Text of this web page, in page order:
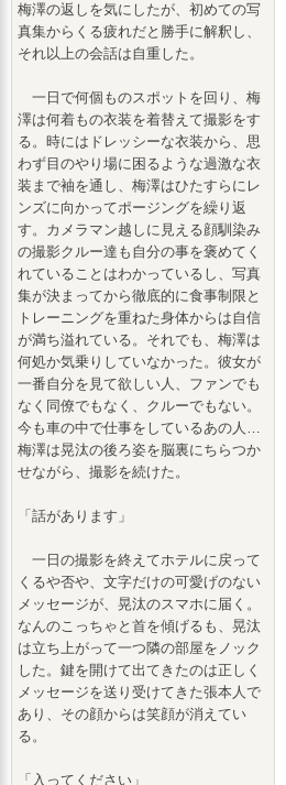
梅澤の返しを気にしたが、初めての写
真集からくる疲れだと勝手に解釈し、
それ以上の会話は自重した。
一日で何個ものスポットを回り、梅
澤は何着もの衣装を着替えて撮影をす
る。時にはドレッシーな衣装から、思
わず目のやり場に困るような過激な衣
装まで袖を通し、梅澤はひたすらにレ
ンズに向かってポージングを繰り返
す。カメラマン越しに見える顔馴染み
の撮影クルー達も自分の事を褒めてく
れていることはわかっているし、写真
集が決まってから徹底的に食事制限と
トレーニングを重ねた身体からは自信
が満ち溢れている。それでも、梅澤は
何処か気乗りしていなかった。彼女が
一番自分を見て欲しい人、ファンでも
なく同僚でもなく、クルーでもない。
今も車の中で仕事をしているあの人…
梅澤は晃汰の後ろ姿を脳裏にちらつか
せながら、撮影を続けた。
「話があります」
一日の撮影を終えてホテルに戻って
くるや否や、文字だけの可愛げのない
メッセージが、晃汰のスマホに届く。
なんのこっちゃと首を傾げるも、晃汰
は立ち上がって一つ隣の部屋をノック
した。鍵を開けて出てきたのは正しく
メッセージを送り受けてきた張本人で
あり、その顔からは笑顔が消えてい
る。
「入ってください」